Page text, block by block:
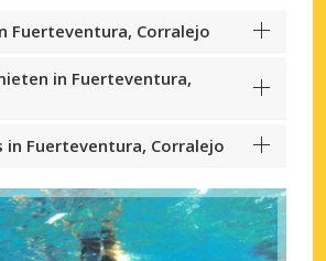
Fuerteventura, Corralejo
in Fuerteventura,
in Fuerteventura, Corralejo